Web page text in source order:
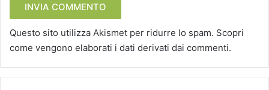
Questo sito utilizza Akismet per ridurre lo spam. Scopri
come vengono elaborati i dati derivati dai commenti.